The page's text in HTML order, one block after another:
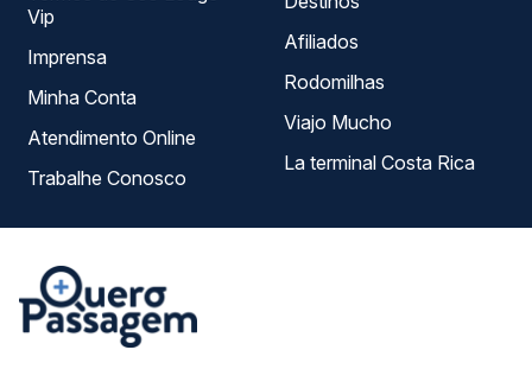
Vip
Imprensa
Minha Conta
Atendimento Online
Trabalhe Conosco
Afiliados
Rodomilhas
Viajo Mucho
La terminal Costa Rica